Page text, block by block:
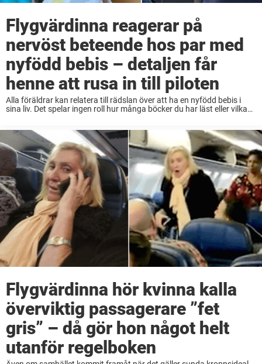
Flygvärdinna reagerar på
nervöst beteende hos par med
nyfödd bebis – detaljen får
henne att rusa in till piloten
Alla föräldrar kan relatera till rädslan över att ha en nyfödd bebis i
sina liv. Det spelar ingen roll hur många böcker du har läst eller vilka
Flygvärdinna hör kvinna kalla
överviktig passagerare ”fet
gris” – då gör hon något helt
utanför regelboken